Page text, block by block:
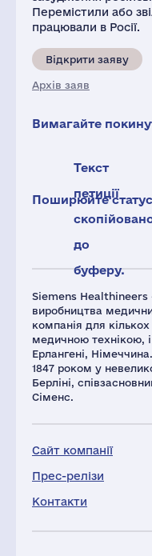
Siemens Healthineers
виробництва
компанія для
медичною технікою,
Ерлангені,
1847 роком у
Берліні,
Сіменс.
Сайт компанії
Прес-релізи
Контакти
Перемістили або
працювали в Росії.
Відкрити заяву
Архів заяв
Вимагайте
Текст
петиції
до
буферу.
Поширюйте